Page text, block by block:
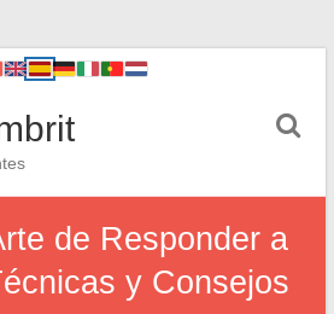
de Responder a
y Consejos